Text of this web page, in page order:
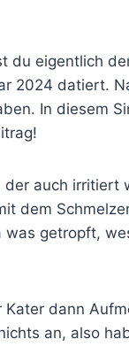
du eigentlich
2024 datiert.
In diesem
der auch irritiert
dem
was getropft,
dann
an, also